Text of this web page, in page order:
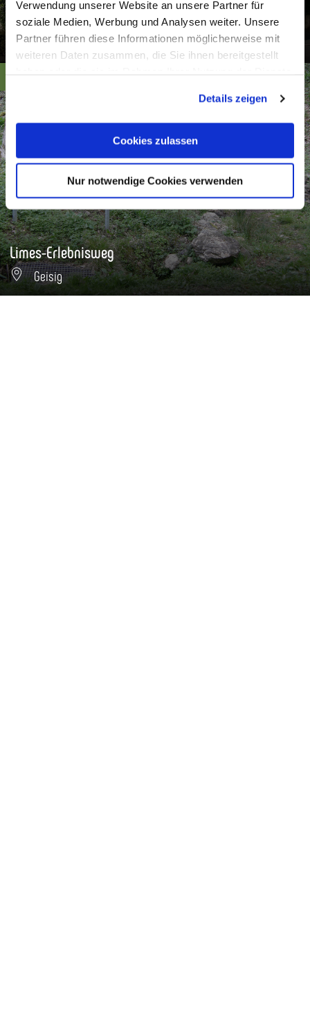
Verwendung unserer Website an unsere Partner für
soziale Medien, Werbung und Analysen weiter. Unsere
Partner führen diese Informationen möglicherweise mit
weiteren Daten zusammen, die Sie ihnen bereitgestellt
Cookies, wenn Sie unsere Webseite weiterhin nutzen.
Details zeigen
Cookies zulassen
Nur notwendige Cookies verwenden
Nikolauskapelle Geisig
Geisig
Limes-Erlebnisweg
Geisig